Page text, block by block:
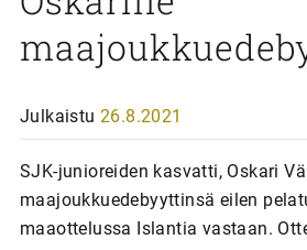
Julkaistu 26.8.2021
SJK-junioreiden kasvatti, Oskari
maajoukkuedebyyttinsä eilen
maaottelussa Islantia vastaan.